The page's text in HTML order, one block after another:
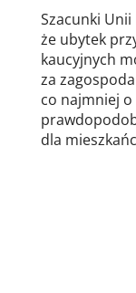
Szacunki
że ubytek
kaucyjnych
za
co najmniej o
dla